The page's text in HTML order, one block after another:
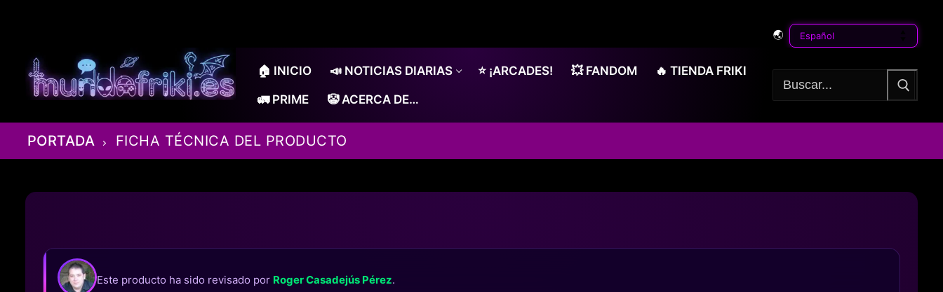
🌏
🏠 INICIO 📣 NOTICIAS DIARIAS ⭐ ¡ARCADES! 💥 FANDOM 🔥 TIENDA FRIKI
🚛 PRIME 🤡 ACERCA DE…
Buscar:
PORTADA FICHA TÉCNICA DEL PRODUCTO
Este producto ha sido revisado por Roger Casadejús Pérez.